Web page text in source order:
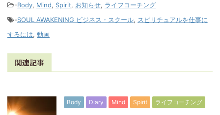
-Body, Mind, Spirit, お知らせ, ライフコーチング
-SOUL AWAKENING ビジネス・スクール, スピリチュアルを仕事に
するには, 動画
関連記事
Body Diary Mind Spirit ライフコーチング